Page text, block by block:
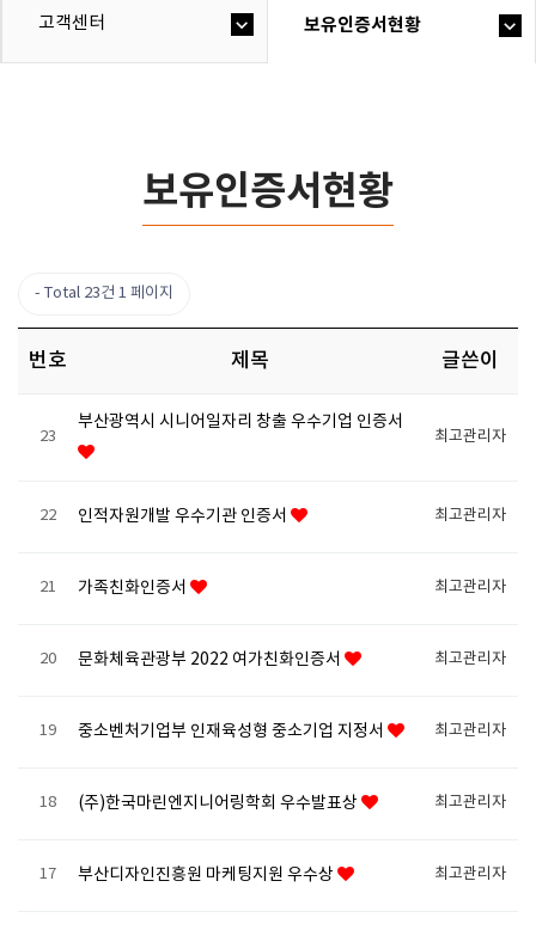
고객센터 보유인증서현황
보유인증서현황
Total 23건 1 페이지
번호 제목 글쓴이
23
부산광역시 시니어일자리 창출 우수기업 인증서
최고관리자
22 인적자원개발 우수기관 인증서 최고관리자
21 가족친화인증서 최고관리자
20 문화체육관광부 2022 여가친화인증서 최고관리자
19 중소벤처기업부 인재육성형 중소기업 지정서 최고관리자
18 (주)한국마린엔지니어링학회 우수발표상 최고관리자
17 부산디자인진흥원 마케팅지원 우수상 최고관리자